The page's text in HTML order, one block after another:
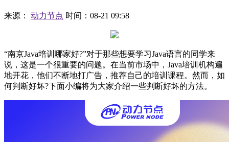
来源： 动力节点 时间：08-21 09:58
“南京Java培训哪家好?”对于那些想要学习Java语言的同学来
说，这是一个很重要的问题。在当前市场中，Java培训机构遍
地开花，他们不断地打广告，推荐自己的培训课程。然而，如
何判断好坏?下面小编将为大家介绍一些判断好坏的方法。